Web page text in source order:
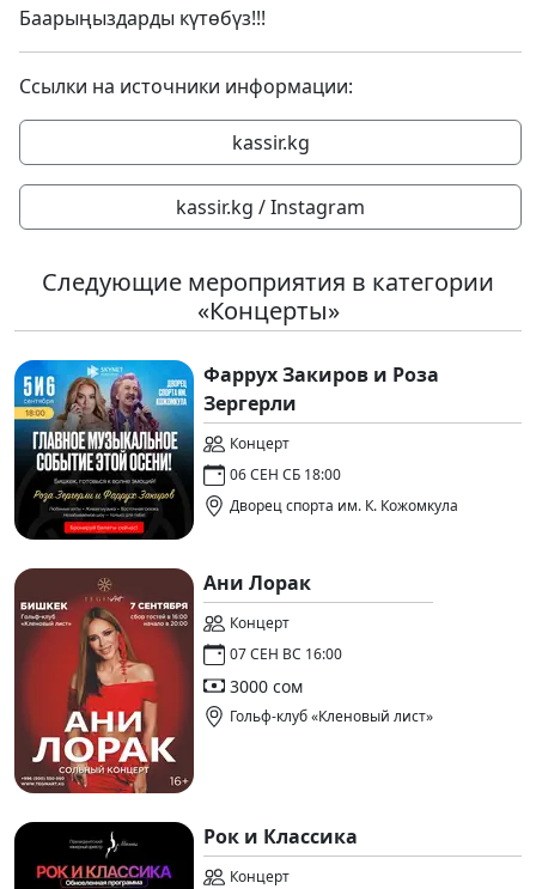
Баарыңыздарды күтөбүз!!!
Ссылки на источники информации:
kassir.kg
kassir.kg / Instagram
Следующие мероприятия в категории
«Концерты»
Фаррух Закиров и Роза
Зергерли
Концерт
06 СЕН СБ 18:00
Дворец спорта им. К. Кожомкула
Ани Лорак
Концерт
07 СЕН ВС 16:00
3000 сом
Гольф-клуб «Кленовый лист»
Рок и Классика
Концерт